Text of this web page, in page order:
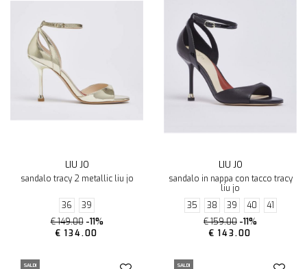
LIU JO
sandalo tracy 2 metallic liu jo
36
39
€ 149.00 -11%
€ 134.00
LIU JO
sandalo in nappa con tacco tracy
liu jo
35
38 39 40
41
€ 159.00 -11%
€ 143.00
SALDI SALDI